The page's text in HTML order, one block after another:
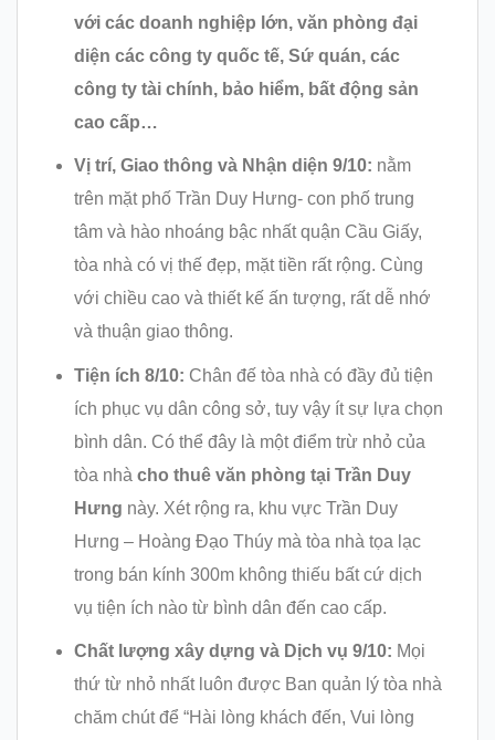
với các doanh nghiệp lớn, văn phòng đại
diện các công ty quốc tế, Sứ quán, các
công ty tài chính, bảo hiểm, bất động sản
cao cấp…
Vị trí, Giao thông và Nhận diện 9/10: nằm
trên mặt phố Trần Duy Hưng- con phố trung
tâm và hào nhoáng bậc nhất quận Cầu Giấy,
tòa nhà có vị thế đẹp, mặt tiền rất rộng. Cùng
với chiều cao và thiết kế ấn tượng, rất dễ nhớ
và thuận giao thông.
Tiện ích 8/10: Chân đế tòa nhà có đầy đủ tiện
ích phục vụ dân công sở, tuy vậy ít sự lựa chọn
bình dân. Có thể đây là một điểm trừ nhỏ của
tòa nhà cho thuê văn phòng tại Trần Duy
Hưng này. Xét rộng ra, khu vực Trần Duy
Hưng – Hoàng Đạo Thúy mà tòa nhà tọa lạc
trong bán kính 300m không thiếu bất cứ dịch
vụ tiện ích nào từ bình dân đến cao cấp.
Chất lượng xây dựng và Dịch vụ 9/10: Mọi
thứ từ nhỏ nhất luôn được Ban quản lý tòa nhà
chăm chút để “Hài lòng khách đến, Vui lòng